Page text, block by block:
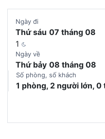
Ngày đi
Thứ sáu 07 tháng 08
1
Ngày về
Thứ bảy 08 tháng 08
Số phòng, số khách
1 phòng, 2 người lớn, 0